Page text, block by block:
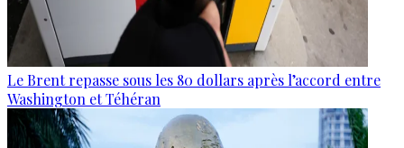
Le Brent repasse sous les 80 dollars après l’accord entre
Washington et Téhéran